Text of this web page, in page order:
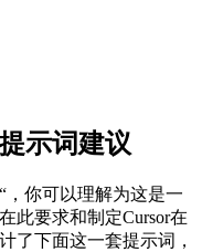
示词建议
，你可以理解为这是一
此要求和制定Cursor在
了下面这一套提示词，